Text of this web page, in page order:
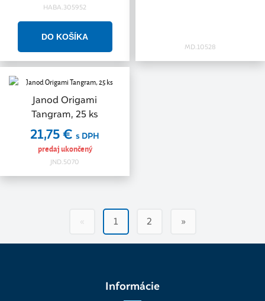
HABA.305952
MD.10528
Janod Origami
Tangram, 25 ks
21,75 € s DPH
predaj ukončený
JND.5070
« 1 2 »
Informácie